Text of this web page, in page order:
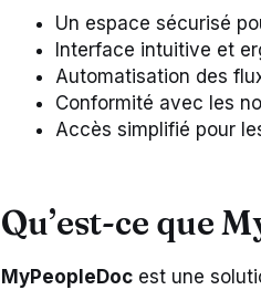
Un espace sécurisé
Interface intuitive et
Automatisation des
Conformité avec les
Accès simplifié pour
Qu’est-ce que
MyPeopleDoc est une